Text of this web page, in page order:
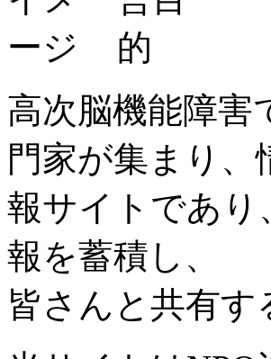
高次脳機能障害
門家が集まり
報サイトであり
報を蓄積し、
皆さんと共有